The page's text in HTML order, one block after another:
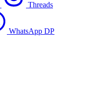
Threads
WhatsApp DP